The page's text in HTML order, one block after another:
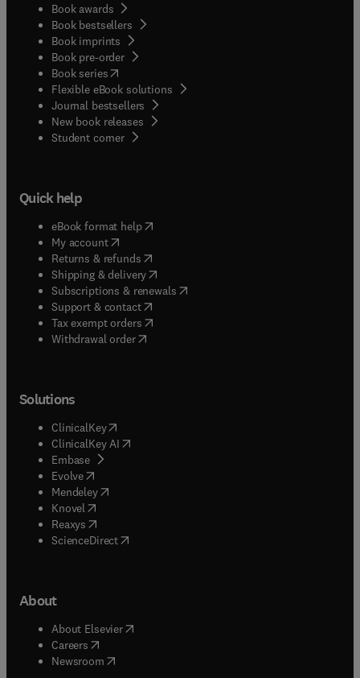
Book awards
Book bestsellers
Book imprints
Book pre-order
Book series(opens in new tab/window
Flexible eBook solutions
Journal bestsellers
New book releases
Student corner( opens in new tab/window
Quick help
eBook format help( opens in new tab/window
My account( opens in new tab/window
Returns & refunds( opens in new tab/window
Shipping & delivery(opens in new tab/window
Subscriptions & renewals( opens in new tab/window
Support & contact( opens in new tab/window
Tax exempt orders( opens in new tab/window
Withdrawal order
Solutions
ClinicalKey(opens in new tab/window
ClinicalKey AI opens in new tab/window
Embase( opens in new tab/window
Evolve(opens in new tab/window
Mendeley( opens in new tab/window
Knovel (opens in new tab/window
Reaxys (opens in new tab/window
ScienceDirect(opens in new tab/window
About
About Elsevier( opens in new tab/window
Careers opens in new tab/window
Newsroom( opens in new tab/window